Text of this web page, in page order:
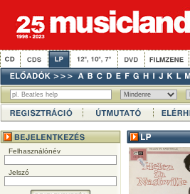
Felhasználónév
Jelszó